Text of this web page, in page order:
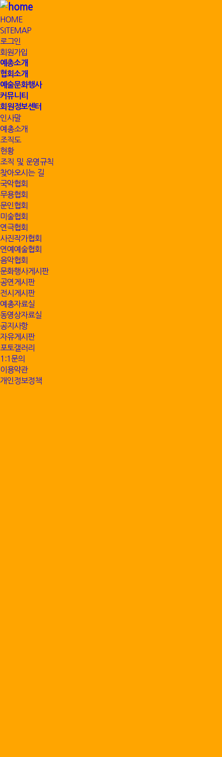
HOME
SITEMAP
로그인
회원가입
예총소개
협회소개
예술문화행사
커뮤니티
회원정보센터
인사말
예총소개
조직도
현황
조직 및 운영규칙
찾아오시는 길
국악협회
무용협회
문인협회
미술협회
연극협회
사진작가협회
연예예술협회
음악협회
문화행사게시판
공연게시판
전시게시판
예총자료실
동영상자료실
공지사항
자유게시판
포토갤러리
1:1문의
이용약관
개인정보정책